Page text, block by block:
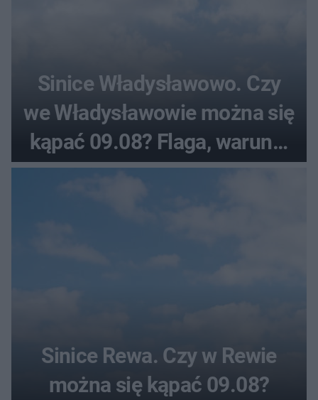
Sinice Władysławowo. Czy
we Władysławowie można się
kąpać 09.08? Flaga, warunki
pogodowe
Sinice Rewa. Czy w Rewie
można się kąpać 09.08?